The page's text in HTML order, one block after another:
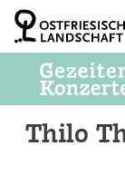
Zum
Inhalt
springen
Thilo